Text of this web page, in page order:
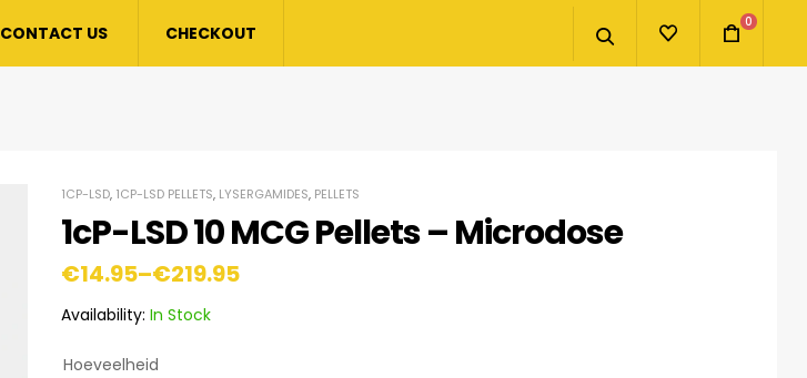
CONTACT US CHECKOUT 0
1CP-LSD, 1CP-LSD PELLETS, LYSERGAMIDES, PELLETS
1cP-LSD 10 MCG Pellets – Microdose
€14.95–€219.95
Availability: In Stock
Hoeveelheid